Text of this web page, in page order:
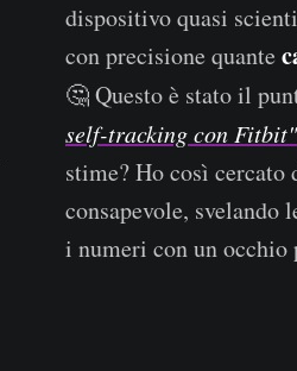
dispositivo quasi
con precisione quante
🤔 Questo è stato il
self-tracking con Fitbit"
stime? Ho così
consapevole, svelando
i numeri con un